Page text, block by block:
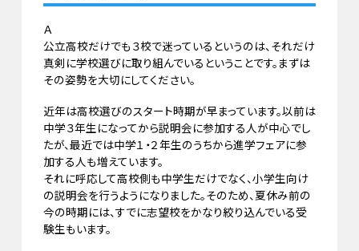
Ａ
公立高校だけでも３校で迷っているというのは、それだけ
真剣に学校選びに取り組んでいるということです。まずは
その姿勢を大切にしてください。
近年は高校選びのスタート時期が早まっています。以前は
中学３年生になってから説明会に参加する人が中心でし
たが、最近では中学１・２年生のうちから進学フェアに参
加する人も増えています。
それに呼応して高校側も中学生だけでなく、小学生向け
の説明会を行うようになりました。そのため、夏休み前の
今の時期には、すでに志望校をかなり絞り込んでいる受
験生もいます。